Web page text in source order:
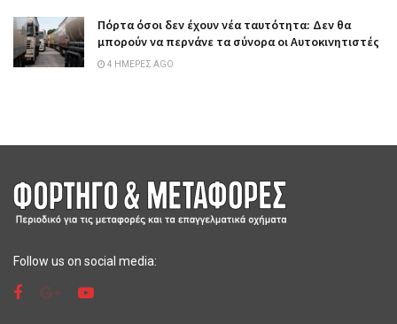
Πόρτα όσοι δεν έχουν νέα ταυτότητα: Δεν θα
μπορούν να περνάνε τα σύνορα οι Αυτοκινητιστές
4 ΗΜΈΡΕΣ AGO
Follow us on social media: